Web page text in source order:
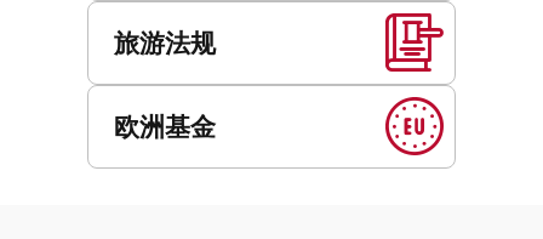
旅游法规
欧洲基金